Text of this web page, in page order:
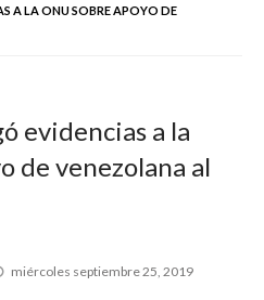
A LA ONU SOBRE APOYO DE
evidencias a la
de venezolana al
Publicado
miércoles septiembre 25, 2019